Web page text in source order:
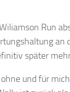
Run
an
später
und für